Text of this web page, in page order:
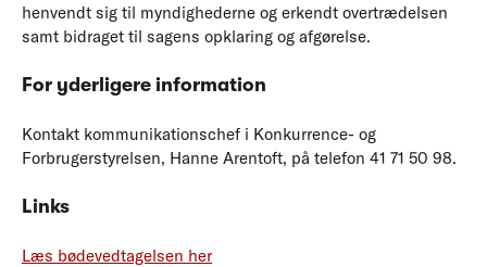
henvendt sig til myndighederne og erkendt overtrædelsen
samt bidraget til sagens opklaring og afgørelse.
For yderligere information
Kontakt kommunikationschef i Konkurrence- og
Forbrugerstyrelsen, Hanne Arentoft, på telefon 41 71 50 98.
Links
Læs bødevedtagelsen her